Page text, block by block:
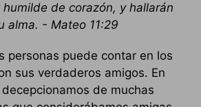
de corazón, y hallarán
alma. - Mateo 11:29
personas puede contar en los
sus verdaderos amigos. En
de muchas